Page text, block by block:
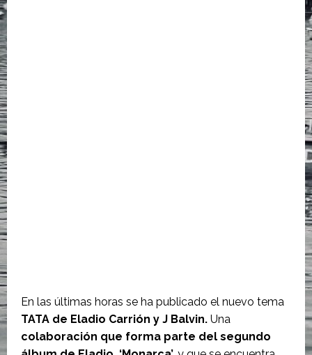
En las últimas horas se ha publicado el nuevo tema
TATA de Eladio Carrión y J Balvin. Una
colaboración que forma parte del segundo